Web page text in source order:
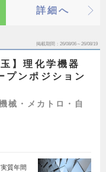
詳細へ
掲載期間 26/08/06～26/08/19
】理化学機器
プンポジション
械・メカトロ・自
質年間